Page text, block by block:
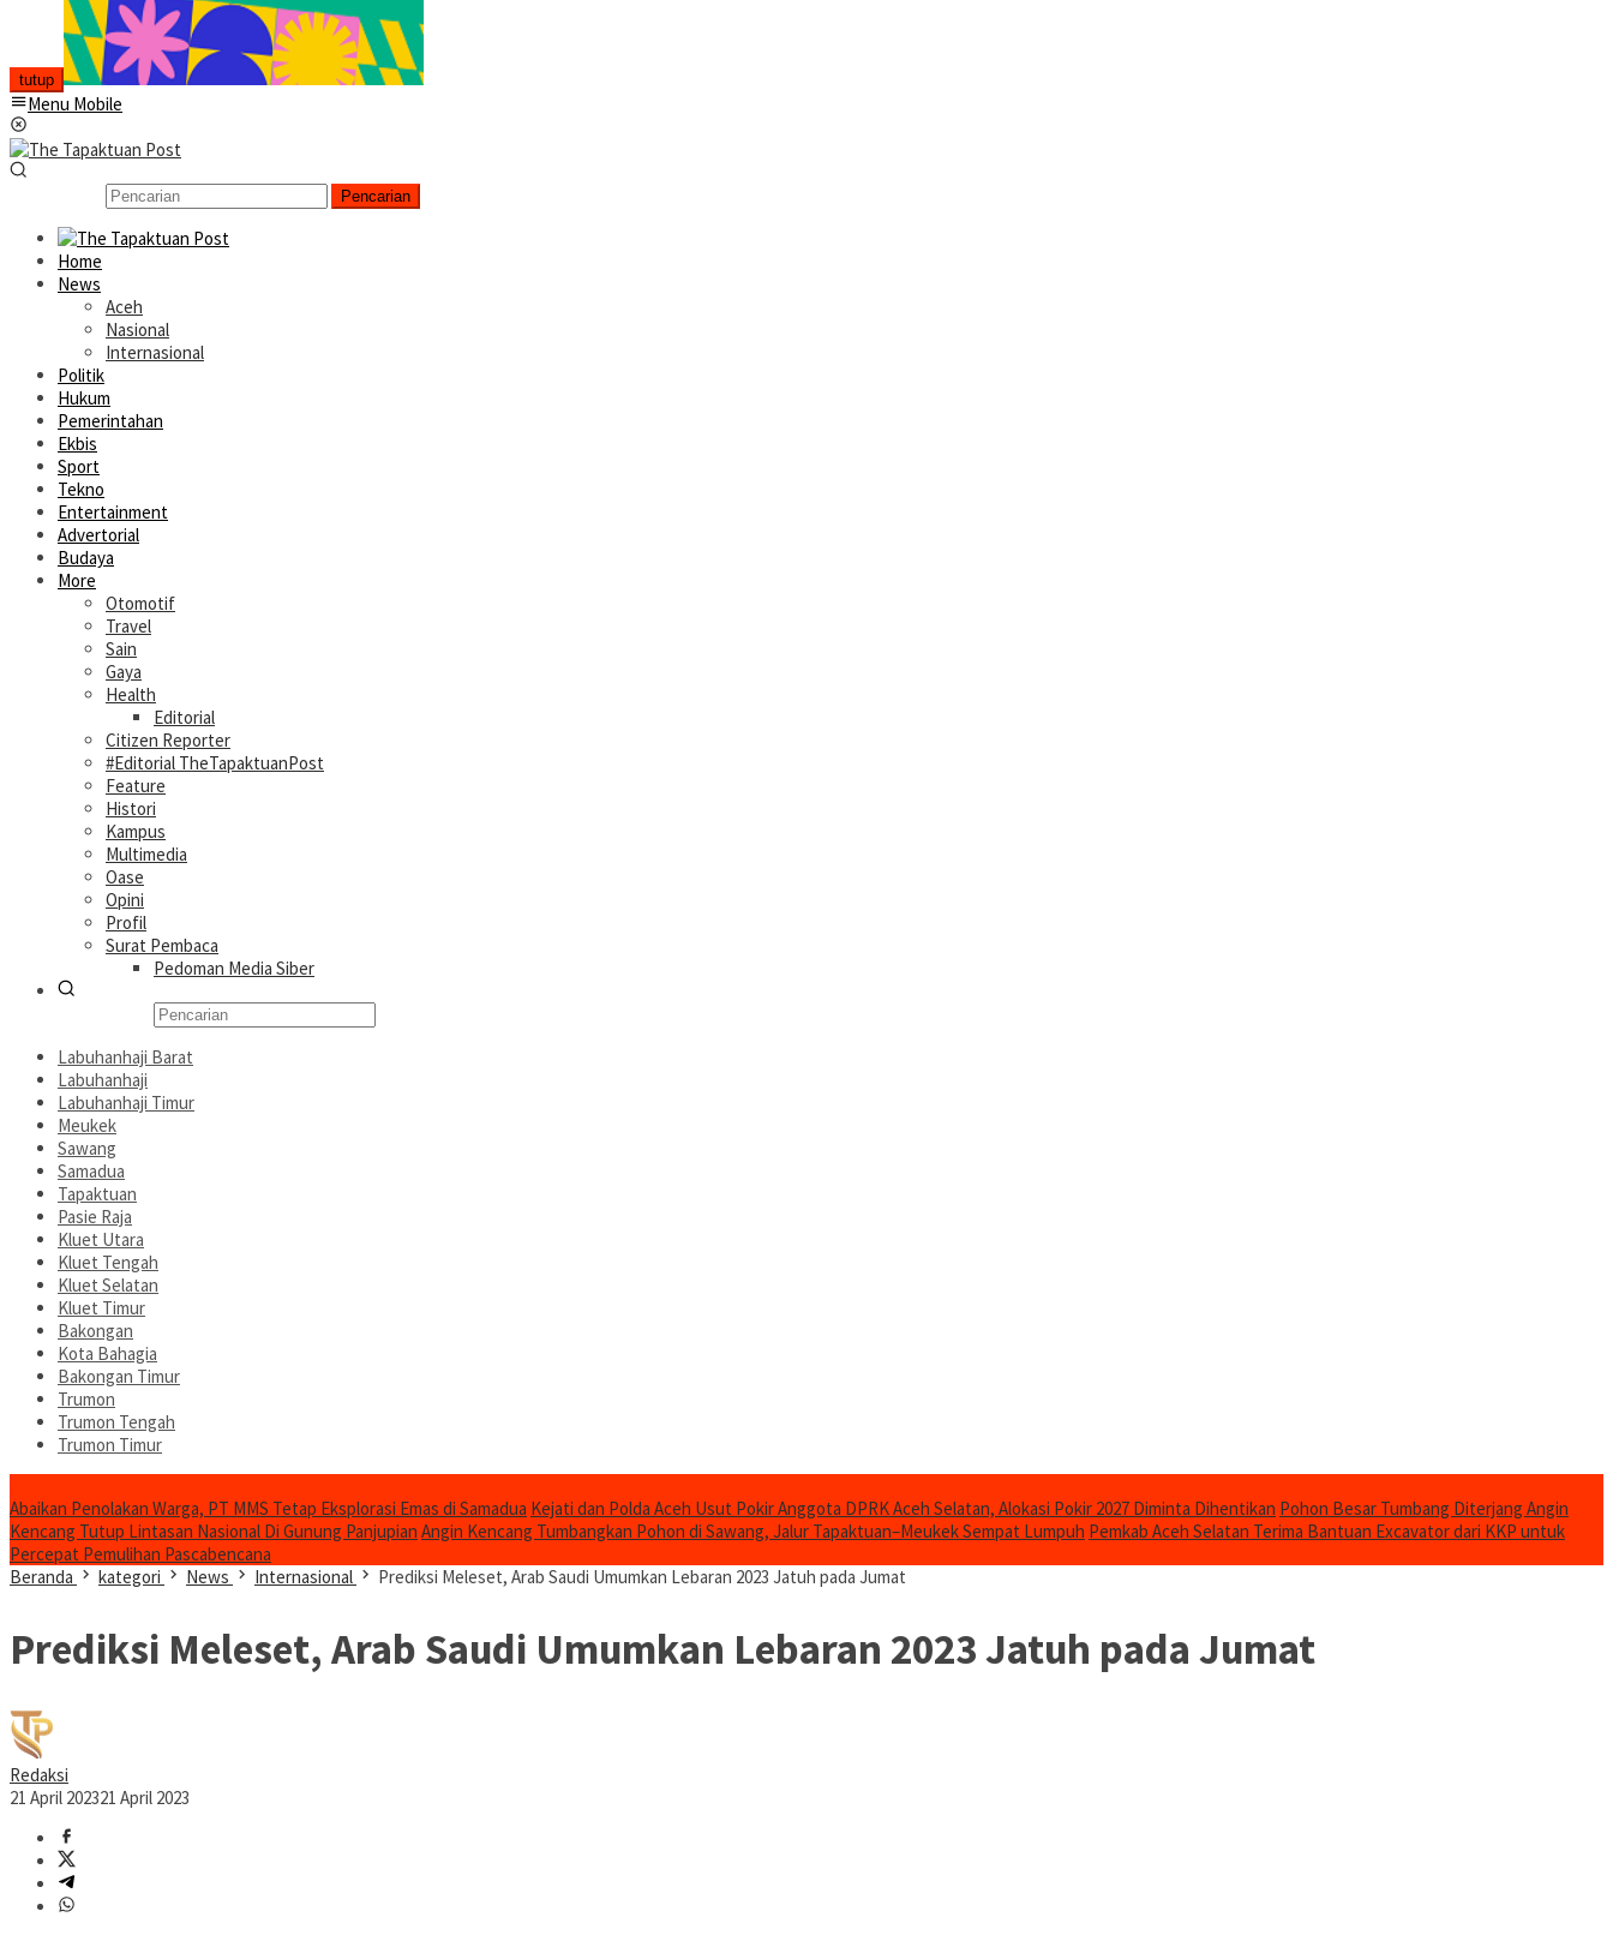
tutup
Menu Mobile
Pencarian
Home
News
Aceh
Nasional
Internasional
Politik
Hukum
Pemerintahan
Ekbis
Sport
Tekno
Entertainment
Advertorial
Budaya
More
Otomotif
Travel
Sain
Gaya
Health
Editorial
Citizen Reporter
#Editorial TheTapaktuanPost
Feature
Histori
Kampus
Multimedia
Oase
Opini
Profil
Surat Pembaca
Pedoman Media Siber
Labuhanhaji Barat
Labuhanhaji
Labuhanhaji Timur
Meukek
Sawang
Samadua
Tapaktuan
Pasie Raja
Kluet Utara
Kluet Tengah
Kluet Selatan
Kluet Timur
Bakongan
Kota Bahagia
Bakongan Timur
Trumon
Trumon Tengah
Trumon Timur
Abaikan Penolakan Warga, PT MMS Tetap Eksplorasi Emas di Samadua Kejati dan Polda Aceh Usut Pokir Anggota DPRK Aceh Selatan, Alokasi Pokir 2027 Diminta Dihentikan Pohon Besar Tumbang Diterjang Angin
Kencang Tutup Lintasan Nasional Di Gunung Panjupian Angin Kencang Tumbangkan Pohon di Sawang, Jalur Tapaktuan–Meukek Sempat Lumpuh Pemkab Aceh Selatan Terima Bantuan Excavator dari KKP untuk
Percepat Pemulihan Pascabencana
Beranda
kategori News Internasional Prediksi Meleset, Arab Saudi Umumkan Lebaran 2023 Jatuh pada Jumat
Prediksi Meleset, Arab Saudi Umumkan Lebaran 2023 Jatuh pada Jumat
Redaksi
21 April 202321 April 2023